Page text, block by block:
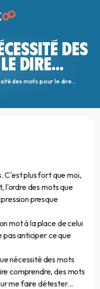
DES
DIRE...
des mots pour le dire...
C'est plus fort que moi,
l'ordre des mots que
presque
mot à la place de celui
pas anticiper ce que
nécessité des mots
comprendre, des mots
me faire détester...